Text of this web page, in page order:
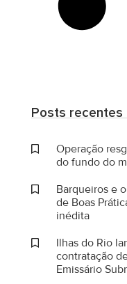
Posts recentes
Operação
do fundo do
Barqueiros e
de Boas
inédita
Ilhas do Rio
contratação
Emissário